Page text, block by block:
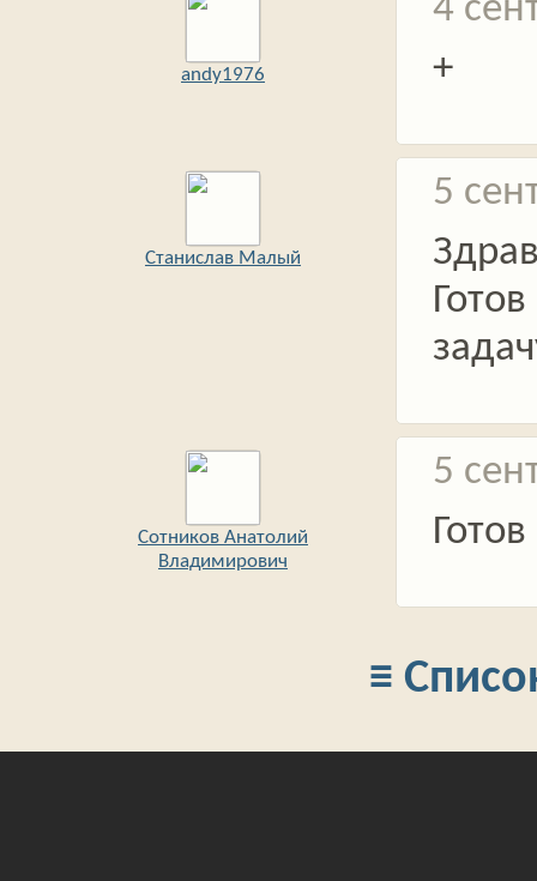
andy1976
4
+
Станислав Малый
5
Сотников Анатолий
Владимирович
5
≡